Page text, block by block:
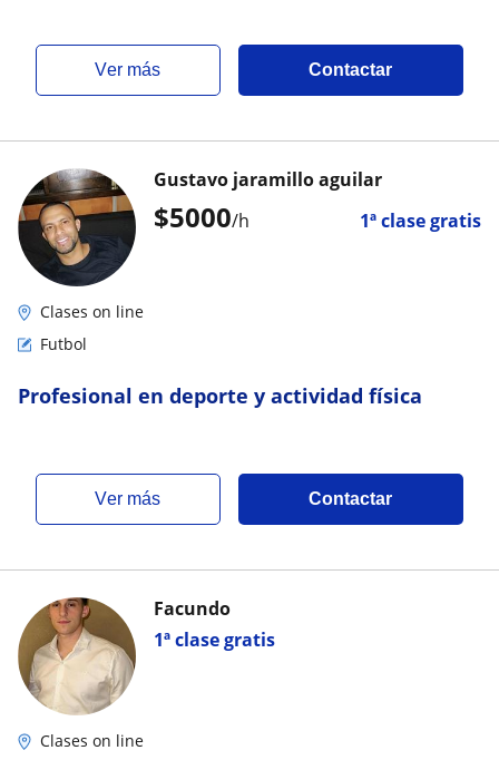
ver más Contactar
$5000/h 1ª clase gratis
Gustavo jaramillo aguilar
Clases on line
Futbol
Profesional en deporte y actividad física
ver más Contactar
1ª clase gratis
Facundo
Clases on line